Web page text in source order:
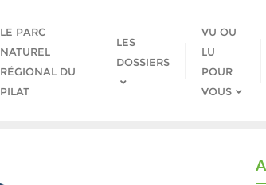
LE PARC
NATUREL
RÉGIONAL DU
PILAT
LES
DOSSIERS
VU OU
LU
POUR
VOUS